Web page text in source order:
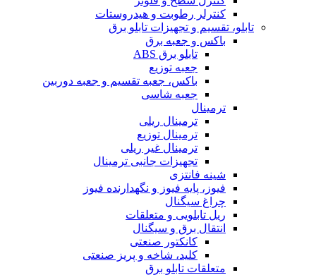
کنترلر رطوبت و هیدروستات
تابلو، تقسیم و تجهیزات تابلو برق
باکس و جعبه برق
تابلو برق ABS
جعبه توزیع
باکس، جعبه تقسیم و جعبه دوربین
جعبه شاسی
ترمینال
ترمینال ریلی
ترمینال توزیع
ترمینال غیر ریلی
تجهیزات جانبی ترمینال
شینه فانتزی
فیوز، پایه فیوز و نگهدارنده فیوز
چراغ سیگنال
ریل تابلویی و متعلقات
انتقال برق و سیگنال
کانکتور صنعتی
کلید، شاخه و پریز صنعتی
متعلقات تابلو برق